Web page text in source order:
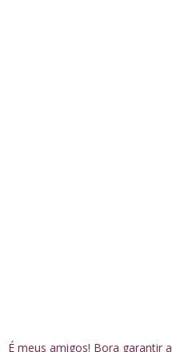
É meus amigos! Bora garantir a